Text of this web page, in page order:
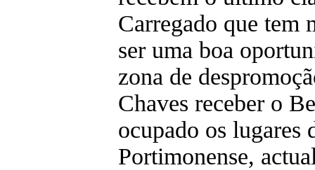
Carregado que tem
ser uma boa
zona de
Chaves receber o
ocupado os lugares
Portimonense,